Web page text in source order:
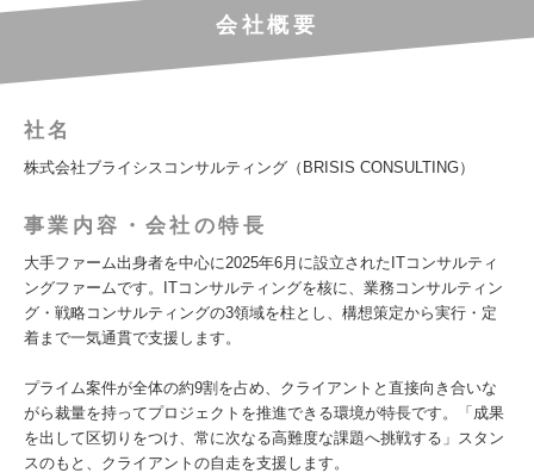
会社概要
社名
株式会社ブライシスコンサルティング（BRISIS CONSULTING）
事業内容・会社の特長
大手ファーム出身者を中心に2025年6月に設立されたITコンサルティ
ングファームです。ITコンサルティングを核に、業務コンサルティン
グ・戦略コンサルティングの3領域を柱とし、構想策定から実行・定
着まで一気通貫で支援します。
プライム案件が全体の約9割を占め、クライアントと直接向き合いな
がら裁量を持ってプロジェクトを推進できる環境が特長です。「成果
を出して区切りをつけ、常に次なる高難度な課題へ挑戦する」スタン
スのもと、クライアントの自走を支援します。